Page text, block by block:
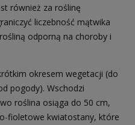
również za roślinę
liczebność mątwika
odporną na choroby i
okresem wegetacji (do
pogody). Wschodzi
roślina osiąga do 50 cm,
fioletowe kwiatostany, które